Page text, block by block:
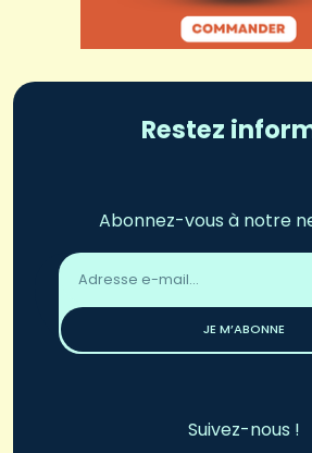
Restez
Abonnez-vous à notre
Adresse
email
JE M’ABONNE
Suivez-nous !